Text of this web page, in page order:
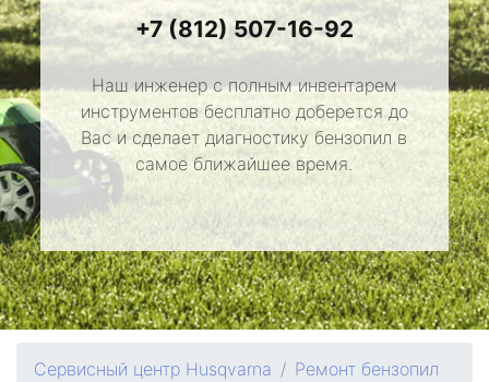
+7 (812) 507-16-92
Наш инженер с полным инвентарем
инструментов бесплатно доберется до
Вас и сделает диагностику бензопил в
самое ближайшее время.
Сервисный центр Husqvarna
Ремонт бензопил